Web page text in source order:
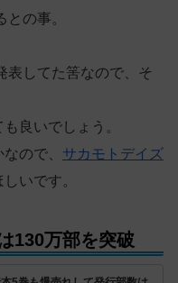
の事。
表してた筈なので、そ
良いでしょう。
ので、 サカモトデイズ
いです。
130万部を突破